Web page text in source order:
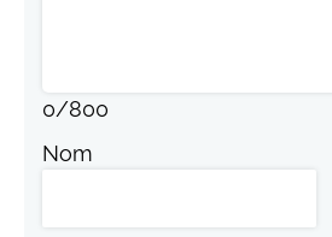
0/800
Nom